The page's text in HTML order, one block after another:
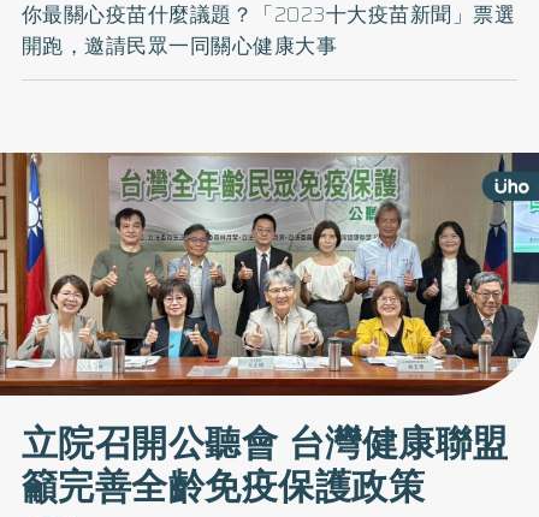
你最關心疫苗什麼議題？「2023十大疫苗新聞」票選
開跑，邀請民眾一同關心健康大事
立院召開公聽會 台灣健康聯盟
籲完善全齡免疫保護政策